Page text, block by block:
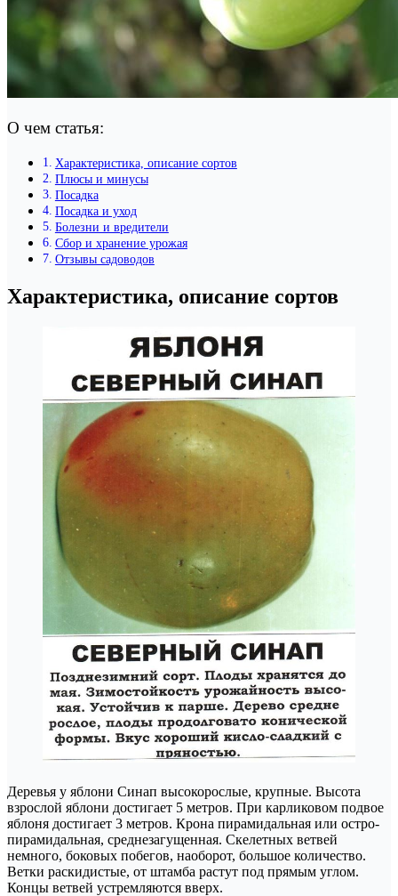
О чем статья:
Характеристика, описание сортов
Плюсы и минусы
Посадка
Посадка и уход
Болезни и вредители
Сбор и хранение урожая
Отзывы садоводов
Характеристика, описание сортов
Деревья у яблони Синап высокорослые, крупные. Высота
взрослой яблони достигает 5 метров. При карликовом подвое
яблоня достигает 3 метров. Крона пирамидальная или остро-
пирамидальная, среднезагущенная. Скелетных ветвей
немного, боковых побегов, наоборот, большое количество.
Ветки раскидистые, от штамба растут под прямым углом.
Концы ветвей устремляются вверх.